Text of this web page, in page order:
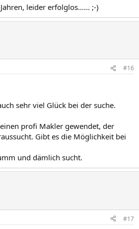
leider erfolglos...... ;-)
#16
sehr viel Glück bei der suche.
profi Makler gewendet, der
Gibt es die Möglichkeit bei
und dämlich sucht.
#17